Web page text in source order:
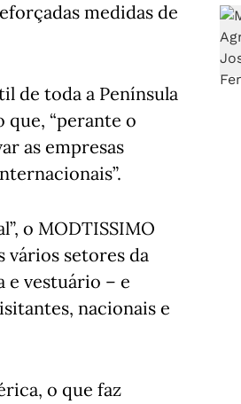
medidas de
de toda a Península
que, “perante o
as empresas
o MODTISSIMO
vários setores da
e vestuário – e
nacionais e
o que faz